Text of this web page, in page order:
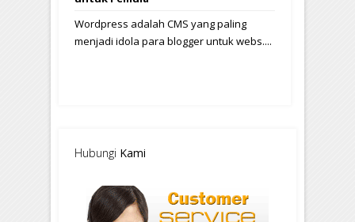
Wordpress adalah CMS yang paling
menjadi idola para blogger untuk webs....
Hubungi Kami